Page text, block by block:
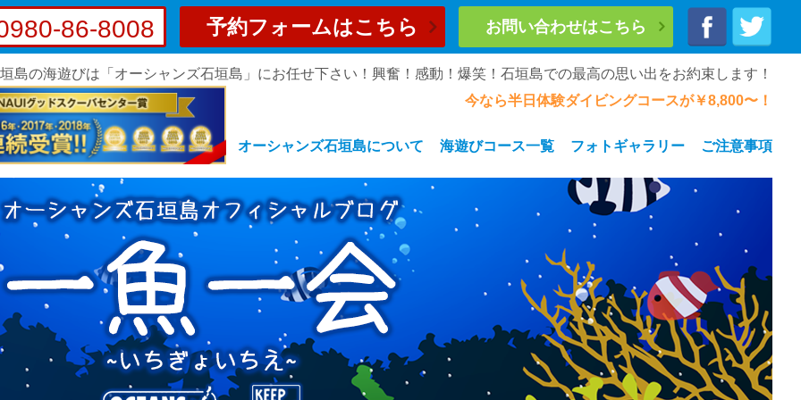
86-8008 予約フォームはこちら お問い合わせはこちら
島の海遊びは「オーシャンズ石垣島」にお任せ下さい！興奮！感動！爆笑！石垣島での最高の思い出をお約束します！
今なら半日体験ダイビングコースが￥8,800〜！
オーシャンズ石垣島について 海遊びコース一覧 フォトギャラリー ご注意事項